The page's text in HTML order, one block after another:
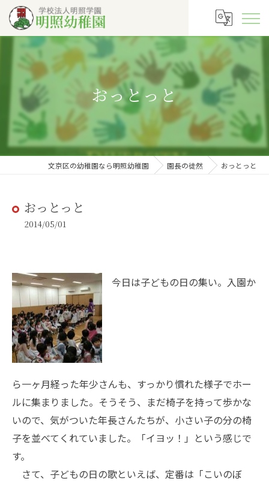
おっとっと
文京区の幼稚園なら明照幼稚園 園長の徒然 おっとっと
おっとっと
2014/05/01
今日は子どもの日の集い。入園か
ら一ヶ月経った年少さんも、すっかり慣れた様子でホー
ルに集まりました。そうそう、まだ椅子を持って歩かな
いので、気がついた年長さんたちが、小さい子の分の椅
子を並べてくれていました。「イヨッ！」という感じで
す。
さて、子どもの日の歌といえば、定番は「こいのぼ